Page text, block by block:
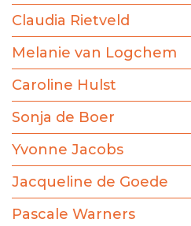
Claudia Rietveld
Melanie van Logchem
Caroline Hulst
Sonja de Boer
Yvonne Jacobs
Jacqueline de Goede
Pascale Warners